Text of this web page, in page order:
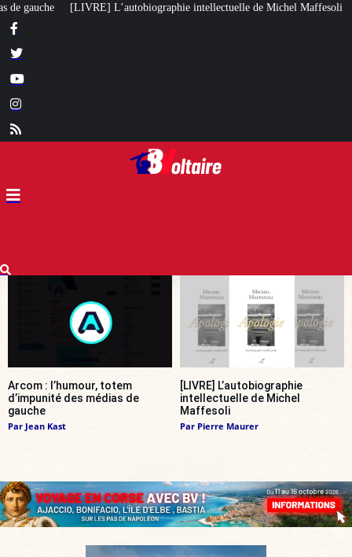
intellectuelle de Michel Maffesoli Pour regagner son influence en
Arcom : l’humour, totem
d’impunité des médias de
gauche
Par Jean Kast
[LIVRE] L’autobiographie
intellectuelle de Michel
Maffesoli
Par Pierre Maurer